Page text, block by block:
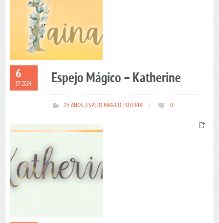
6
07 2024 Espejo Mágico – Katherine
15 AÑOS,ESPEJO MAGICO,FOTERIX 0